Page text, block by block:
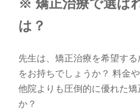
※ 矯正治療で選ば
は？
先生は、矯正治療を希望す
をお持ちでしょうか？ 料金
他院よりも圧倒的に優れた
か？